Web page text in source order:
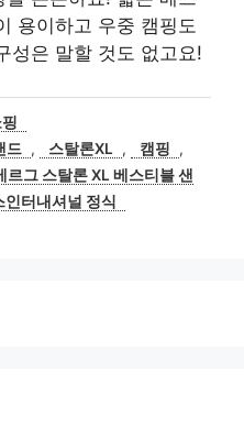
용이하고 우중 캠핑도
성은 말할 것도 없고요!
드 , 스탈론XL , 캠핑
,
르그 스탈론 XL 베스티블 샌
터내셔널 정식